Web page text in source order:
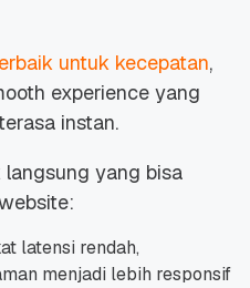
untuk kecepatan,
experience yang
instan.
yang bisa
latensi rendah,
menjadi lebih responsif